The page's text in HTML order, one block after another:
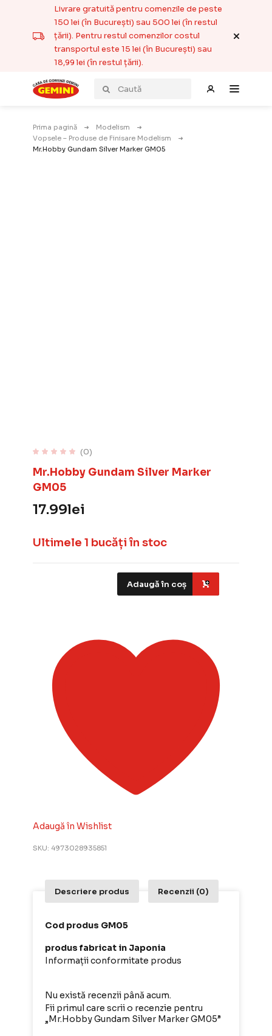
Livrare gratuită pentru comenzile de peste
150 lei (în București) sau 500 lei (în restul
țării). Pentru restul comenzilor costul
transportul este 15 lei (în București) sau
18,99 lei (în restul țării).
Prima pagină
Modelism
Vopsele – Produse de Finisare Modelism
Mr.Hobby Gundam Silver Marker GM05
(0)
Mr.Hobby Gundam Silver Marker
GM05
17.99lei
Ultimele 1 bucăți în stoc
Adaugă în coș
Adaugă în Wishlist
SKU: 4973028935851
Descriere produs Recenzii (0)
Cod produs GM05
produs fabricat in Japonia
Informații conformitate produs
Nu există recenzii până acum.
Fii primul care scrii o recenzie pentru
„Mr.Hobby Gundam Silver Marker GM05”